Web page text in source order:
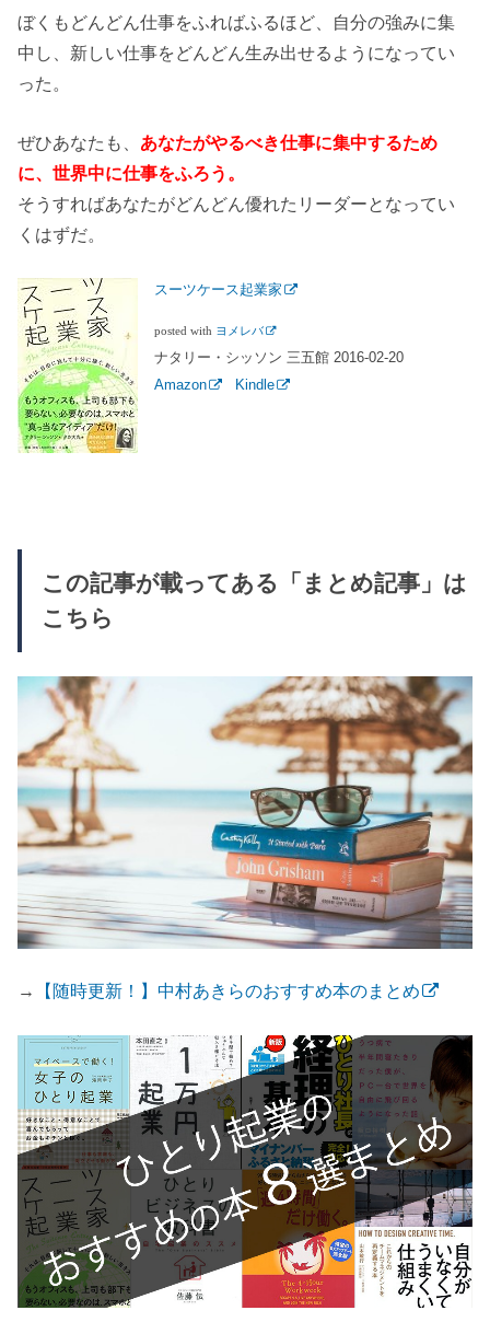
ぼくもどんどん仕事をふればふるほど、自分の強みに集
中し、新しい仕事をどんどん生み出せるようになってい
った。
ぜひあなたも、 あなたがやるべき仕事に集中するため
に、世界中に仕事をふろう。
そうすればあなたがどんどん優れたリーダーとなってい
くはずだ。
スーツケース起業家
posted with ヨメレバ
ナタリー・シッソン 三五館 2016-02-20
Amazon
Kindle
この記事が載ってある「まとめ記事」は
こちら
→ 【随時更新！】中村あきらのおすすめ本のまとめ